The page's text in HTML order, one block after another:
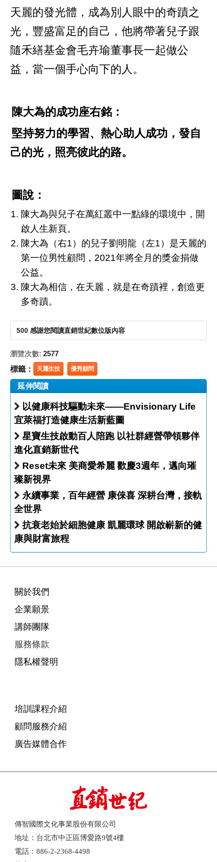
天麗的發光體，成為別人眼中的奇蹟之
光，豐盛富足的自己，他將帶著兒子跟
隨禾繕基金會毛卉瑜董事長一起做公
益，當一個手心向下的人。
陳大為的成功座右銘：
堅持努力的學習、熱心助人成功，發自
己的光，照亮彼此的路。
圖說：
陳大為與兒子在萬紅叢中一點綠的環境中，開
啟人生新頁。
陳大為（右1）的兒子劉明龍（左1）是天麗的
第一位男性顧問，2021年將全月的獎金捐做
公益。
陳大為相信，在天麗，就是在奇蹟裡，創造更
多奇蹟。
500 感謝您閱讀直銷世紀數位版內容
瀏覽次數: 2577
標籤： 天麗生技 優秀顧問
延伸閱讀
以健康科技驅動未來——Envisionary Life
宜萊福打造健康生活新藍圖
星寶生技啟動百人陪跑 以社群經營帶領夥伴
進化直銷新世代
Reset未來 美商愛希麗 歡慶3週年，邁向璀
璨新視界
永續事業，百年經營 康倈喜 深耕台灣，接軌
全世界
抗衰老始於細胞健康 凱麗環球 開啟嶄新的健
康與財富旅程
關於我們
企業願景
講師團隊
服務條款
隱私權聲明
培訓課程介紹
顧問服務介紹
廣告媒體合作
傳智國際文化事業股份有限公司
地址：台北市中正區博愛路9號4樓
電話：886-2-2368-4498